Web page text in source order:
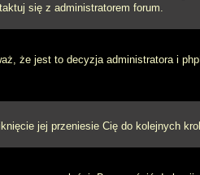
się z administratorem forum.
że jest to decyzja administratora i
jej przeniesie Cię do kolejnych